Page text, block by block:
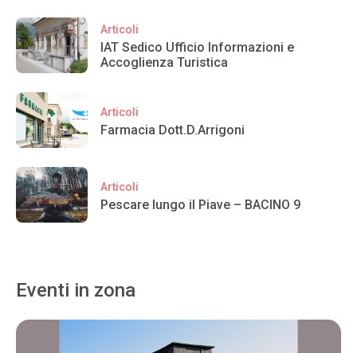
Articoli
IAT Sedico Ufficio Informazioni e
Accoglienza Turistica
Articoli
Farmacia Dott.D.Arrigoni
Articoli
Pescare lungo il Piave – BACINO 9
Eventi in zona